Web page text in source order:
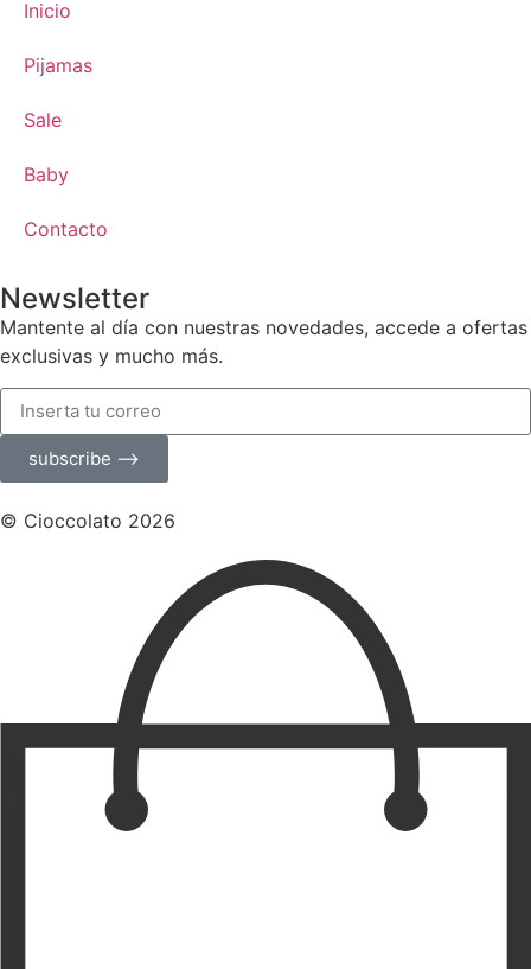
Inicio
Pijamas
Sale
Baby
Contacto
Newsletter
Mantente al día con nuestras novedades, accede a ofertas
exclusivas y mucho más.
subscribe ⟶
© Cioccolato 2026